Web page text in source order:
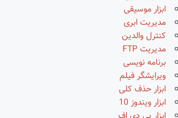
ابزار موسیقی
مدیریت ابری
کنترل والدین
مدیریت FTP
برنامه نویسی
ویرایشگر فیلم
ابزار حذف کلی
ابزار ویندوز 10